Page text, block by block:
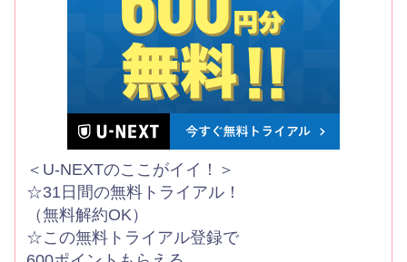
＜U-NEXTのここがイイ！＞
☆31日間の無料トライアル！
（無料解約OK）
☆この無料トライアル登録で